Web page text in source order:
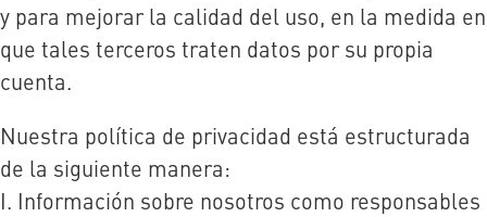
y para mejorar la calidad del uso, en la medida en
que tales terceros traten datos por su propia
cuenta.
Nuestra política de privacidad está estructurada
de la siguiente manera:
I. Información sobre nosotros como responsables